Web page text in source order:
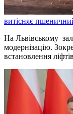
витісняє
На Львівському
модернізацію.
встановлення